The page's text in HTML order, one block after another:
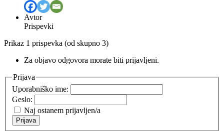
Avtor
Prispevki
Prikaz 1 prispevka (od skupno 3)
Za objavo odgovora morate biti prijavljeni.
Prijava
Uporabniško ime:
Geslo:
Naj ostanem prijavljen/a
Prijava